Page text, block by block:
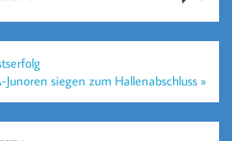
Junoren siegen zum Hallenabschluss »